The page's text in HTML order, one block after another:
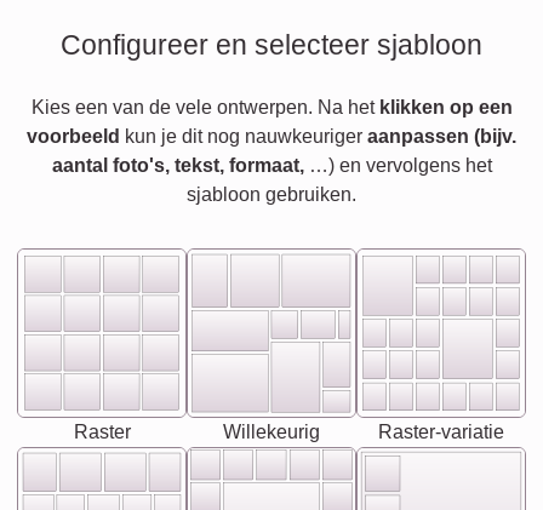
Configureer en selecteer sjabloon
Kies een van de vele ontwerpen. Na het klikken op een
voorbeeld kun je dit nog nauwkeuriger aanpassen (bijv.
aantal foto's, tekst, formaat,…) en vervolgens het
sjabloon gebruiken.
Raster Willekeurig Raster-variatie